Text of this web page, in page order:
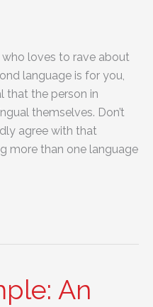
loves to rave about
language is for you,
that the person in
themselves. Don’t
agree with that
more than one language
An